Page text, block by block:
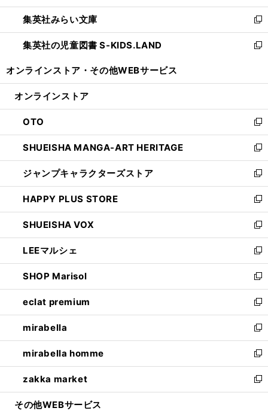
開
く
ウ
で
開
く
ン
ド
ウ
で
ウ
ィ
ン
ド
開
集英社みらい文庫
新
し
い
ン
ウ
で
開
く
集英社の児童図書 S-KIDS.LAND
新
ウ
ン
ド
ウ
で
開
く
オンラインストア・ その他WEBサービス
オンラインストア
OTO
新
し
い
ウ
ィ
ン
ド
ウ
で
開
く
SHUEISHA MANGA-ART HERITAGE
新
し
い
ウ
ィ
ン
ド
ウ
で
開
く
ジャンプキャラクターズストア
新
し
い
ウ
ィ
ン
ド
ウ
で
開
く
HAPPY PLUS STORE
新
し
い
ウ
ィ
ン
ド
ウ
で
開
く
SHUEISHA VOX
新
し
い
ウ
ィ
ン
ド
ウ
で
開
く
LEEマルシェ
新
し
い
ウ
ィ
ン
ド
ウ
で
開
く
SHOP Marisol
新
し
い
ウ
ィ
ン
ド
ウ
で
開
eclat premium
新
し
い
ウ
ィ
ン
ド
ウ
mirabella
新
し
い
ウ
ィ
ン
mirabella homme
新
し
い
ウ
zakka market
新
し
その他WEBサービス